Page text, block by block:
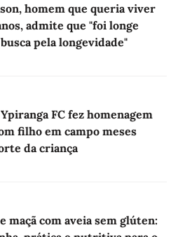
homem que queria viver
admite que "foi longe
pela longevidade"
FC fez homenagem
filho em campo meses
da criança
maçã com aveia sem glúten: